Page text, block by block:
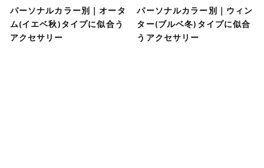
パーソナルカラー別｜オータ
ム(イエベ秋)タイプに似合う
アクセサリー
パーソナルカラー別｜ウィン
ター(ブルベ冬)タイプに似合
うアクセサリー